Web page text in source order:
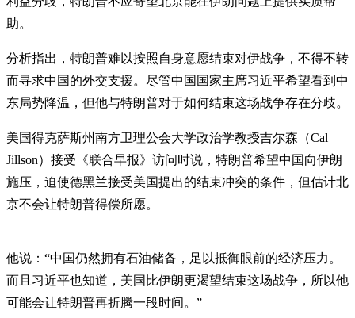
助。
分析指出，特朗普难以按照自身意愿结束对伊战争，不得不转
而寻求中国的外交支援。尽管中国国家主席习近平希望看到中
东局势降温，但他与特朗普对于如何结束这场战争存在分歧。
美国得克萨斯州南方卫理公会大学政治学教授吉尔森（Cal
Jillson）接受《联合早报》访问时说，特朗普希望中国向伊朗
施压，迫使德黑兰接受美国提出的结束冲突的条件，但估计北
京不会让特朗普得偿所愿。
他说：“中国仍然拥有石油储备，足以抵御眼前的经济压力。
而且习近平也知道，美国比伊朗更渴望结束这场战争，所以他
可能会让特朗普再折腾一段时间。”